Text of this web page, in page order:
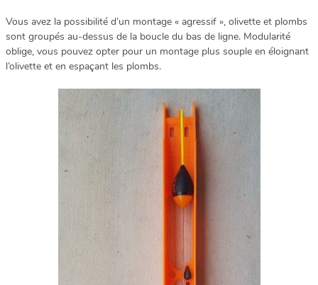
Vous avez la possibilité d’un montage « agressif », olivette et plombs
sont groupés au-dessus de la boucle du bas de ligne. Modularité
oblige, vous pouvez opter pour un montage plus souple en éloignant
l’olivette et en espaçant les plombs.